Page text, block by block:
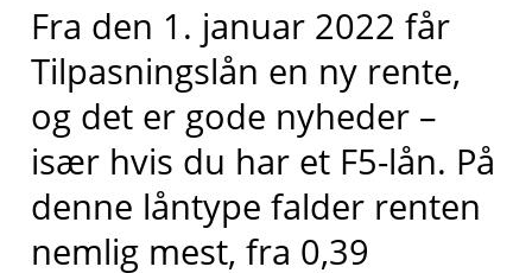
Fra den 1. januar 2022 får
Tilpasningslån en ny rente,
og det er gode nyheder –
især hvis du har et F5-lån. På
denne låntype falder renten
nemlig mest, fra 0,39